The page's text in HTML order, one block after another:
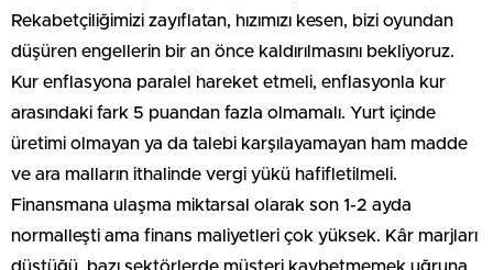
Rekabetçiliğimizi zayıflatan, hızımızı kesen, bizi oyundan
düşüren engellerin bir an önce kaldırılmasını bekliyoruz.
Kur enflasyona paralel hareket etmeli, enflasyonla kur
arasındaki fark 5 puandan fazla olmamalı. Yurt içinde
üretimi olmayan ya da talebi karşılayamayan ham madde
ve ara malların ithalinde vergi yükü hafifletilmeli.
Finansmana ulaşma miktarsal olarak son 1-2 ayda
normalleşti ama finans maliyetleri çok yüksek. Kâr marjları
düştüğü, bazı sektörlerde müşteri kaybetmemek uğruna